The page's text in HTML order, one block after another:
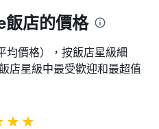
店的價格
均價格），按飯店星級細
店星級中最受歡迎和最超值
4星級